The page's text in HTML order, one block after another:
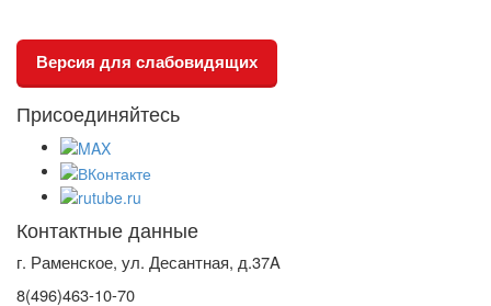
Версия для слабовидящих
Присоединяйтесь
Контактные данные
г. Раменское, ул. Десантная, д.37A
8(496)463-10-70